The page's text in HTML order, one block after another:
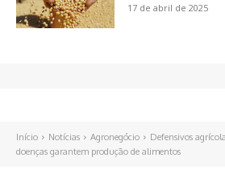
17 de abril de 2025